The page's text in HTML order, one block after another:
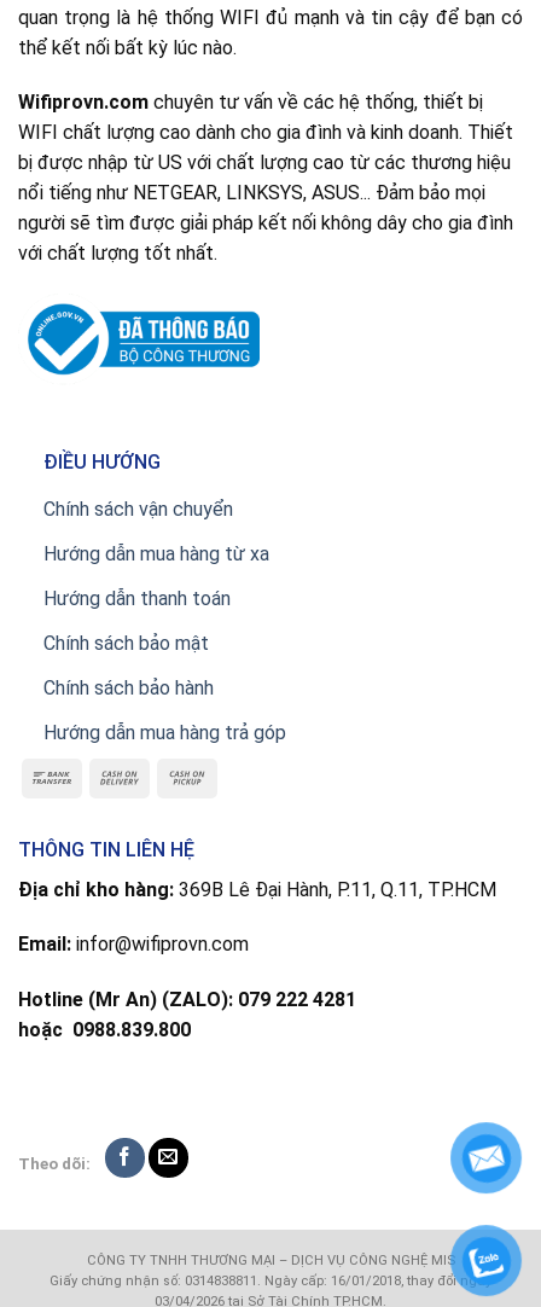
quan trọng là hệ thống WIFI đủ mạnh và tin cậy để bạn có
thể kết nối bất kỳ lúc nào.
Wifiprovn.com chuyên tư vấn về các hệ thống, thiết bị
WIFI chất lượng cao dành cho gia đình và kinh doanh. Thiết
bị được nhập từ US với chất lượng cao từ các thương hiệu
nổi tiếng như NETGEAR, LINKSYS, ASUS... Đảm bảo mọi
người sẽ tìm được giải pháp kết nối không dây cho gia đình
với chất lượng tốt nhất.
ĐIỀU HƯỚNG
Chính sách vận chuyển
Hướng dẫn mua hàng từ xa
Hướng dẫn thanh toán
Chính sách bảo mật
Chính sách bảo hành
Hướng dẫn mua hàng trả góp
THÔNG TIN LIÊN HỆ
Địa chỉ kho hàng: 369B Lê Đại Hành, P.11, Q.11, TP.HCM
Email: infor@wifiprovn.com
Hotline (Mr An) (ZALO): 079 222 4281
hoặc 0988.839.800
Theo dõi:
CÔNG TY TNHH THƯƠNG MẠI – DỊCH VỤ CÔNG NGHỆ MIS
Giấy chứng nhận số: 0314838811. Ngày cấp: 16/01/2018, thay đổi ngày
03/04/2026 tại Sở Tài Chính TP.HCM.